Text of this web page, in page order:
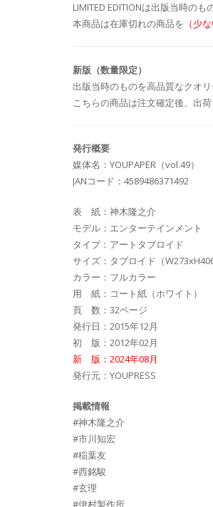
LIMITED EDITIONは出版当時の
本商品は在庫切れの商品を （少
新版（数量限定）
出版当時のものを高品質なクオ
こちらの商品は注文確定後、出
発行概要
媒体名：YOUPAPER（vol.49）
JANコード：4589486371492
表 紙：神木隆之介
モデル：エンターテインメント
タイプ：アートタブロイド
サイズ：タブロイド（
カラー：フルカラー
用 紙：コート紙（ホワイト）
頁 数：32ページ
発行日：2015年12月
初 版：2012年02月
新 版：2024年08月
発行元：YOUPRESS
掲載情報
#神木隆之介
#市川知宏
#稲葉友
#西銘駿
#玄理
#伊村製作所